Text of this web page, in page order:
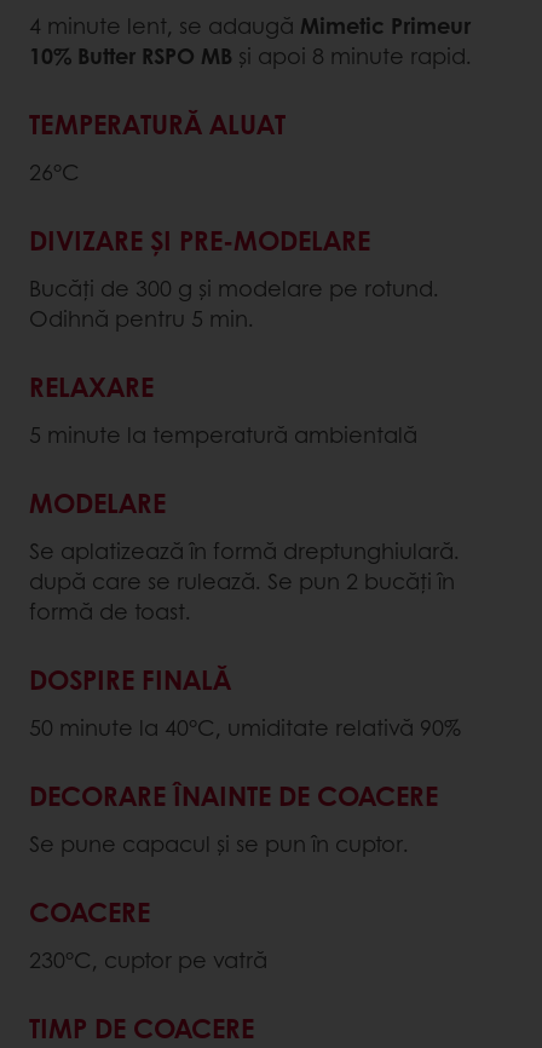
4 minute lent, se adaugă Mimetic Primeur
10% Butter RSPO MB și apoi 8 minute rapid.
TEMPERATURĂ ALUAT
26°C
DIVIZARE ȘI PRE-MODELARE
Bucăți de 300 g și modelare pe rotund.
Odihnă pentru 5 min.
RELAXARE
5 minute la temperatură ambientală
MODELARE
Se aplatizează în formă dreptunghiulară.
după care se rulează. Se pun 2 bucăți în
formă de toast.
DOSPIRE FINALĂ
50 minute la 40°C, umiditate relativă 90%
DECORARE ÎNAINTE DE COACERE
Se pune capacul și se pun în cuptor.
COACERE
230°C, cuptor pe vatră
TIMP DE COACERE